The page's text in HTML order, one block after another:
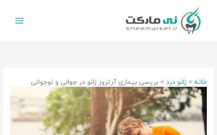
خانه زانو درد بررسی بیماری آرتروز زانو در جوانی و نوجوانی